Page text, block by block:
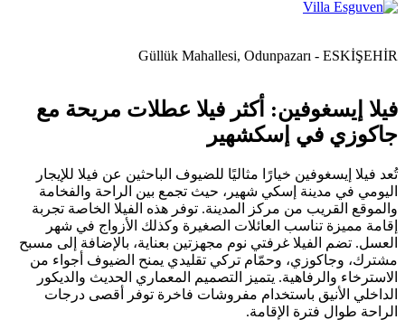
Güllük Mahallesi, Odunpazarı - ESKİŞEHİR
فيلا إيسغوفين: أكثر فيلا عطلات مريحة مع
جاكوزي في إسكشهير
تُعد فيلا إيسغوفين خيارًا مثاليًا للضيوف الباحثين عن فيلا للإيجار
اليومي في مدينة إسكي شهير، حيث تجمع بين الراحة والفخامة
والموقع القريب من مركز المدينة. توفر هذه الفيلا الخاصة تجربة
إقامة مميزة تناسب العائلات الصغيرة وكذلك الأزواج في شهر
العسل. تضم الفيلا غرفتي نوم مجهزتين بعناية، بالإضافة إلى مسبح
مشترك، وجاكوزي، وحمّام تركي تقليدي يمنح الضيوف أجواء من
الاسترخاء والرفاهية. يتميز التصميم المعماري الحديث والديكور
الداخلي الأنيق باستخدام مفروشات فاخرة توفر أقصى درجات
الراحة طوال فترة الإقامة.